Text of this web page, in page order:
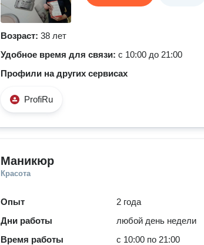
Возраст: 38 лет
Удобное время для связи: с 10:00 до 21:00
Профили на других сервисах
ProfiRu
Маникюр
Красота
Опыт
2 года
Дни работы
любой день недели
Время работы
с 10:00 по 21:00